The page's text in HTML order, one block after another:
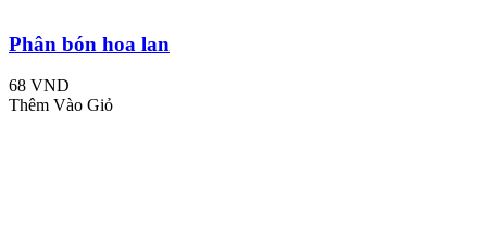
Phân bón hoa lan
68 VND
Thêm Vào Giỏ